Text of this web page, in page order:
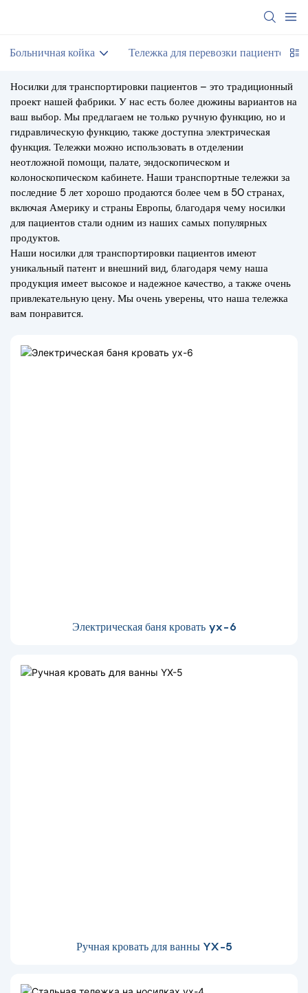
Больничная койка Тележка для перевозки пациентов
Носилки для транспортировки пациентов – это традиционный
проект нашей фабрики. У нас есть более дюжины вариантов на
ваш выбор. Мы предлагаем не только ручную функцию, но и
гидравлическую функцию, также доступна электрическая
функция. Тележки можно использовать в отделении
неотложной помощи, палате, эндоскопическом и
колоноскопическом кабинете. Наши транспортные тележки за
последние 5 лет хорошо продаются более чем в 50 странах,
включая Америку и страны Европы, благодаря чему носилки
для пациентов стали одним из наших самых популярных
продуктов.
Наши носилки для транспортировки пациентов имеют
уникальный патент и внешний вид, благодаря чему наша
продукция имеет высокое и надежное качество, а также очень
привлекательную цену. Мы очень уверены, что наша тележка
вам понравится.
Электрическая баня кровать yx-6
Ручная кровать для ванны YX-5